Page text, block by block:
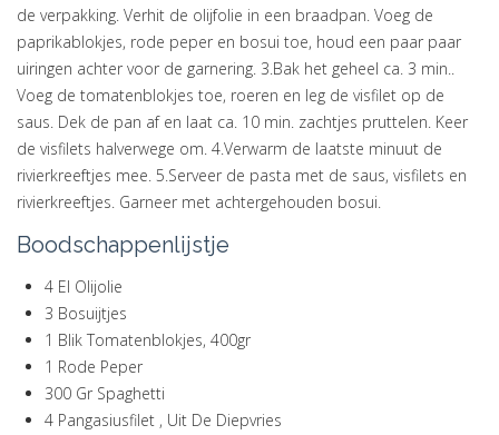
de verpakking. Verhit de olijfolie in een braadpan. Voeg de
paprikablokjes, rode peper en bosui toe, houd een paar paar
uiringen achter voor de garnering. 3.Bak het geheel ca. 3 min..
Voeg de tomatenblokjes toe, roeren en leg de visfilet op de
saus. Dek de pan af en laat ca. 10 min. zachtjes pruttelen. Keer
de visfilets halverwege om. 4.Verwarm de laatste minuut de
rivierkreeftjes mee. 5.Serveer de pasta met de saus, visfilets en
rivierkreeftjes. Garneer met achtergehouden bosui.
Boodschappenlijstje
4 El Olijolie
3 Bosuijtjes
1 Blik Tomatenblokjes, 400gr
1 Rode Peper
300 Gr Spaghetti
4 Pangasiusfilet , Uit De Diepvries